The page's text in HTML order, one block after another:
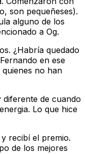
son pequeñeses).
alguno de los
a Og.
¿Habría quedado
en ese
no han
de cuando
Lo que hice
recibí el premio.
de los mejores